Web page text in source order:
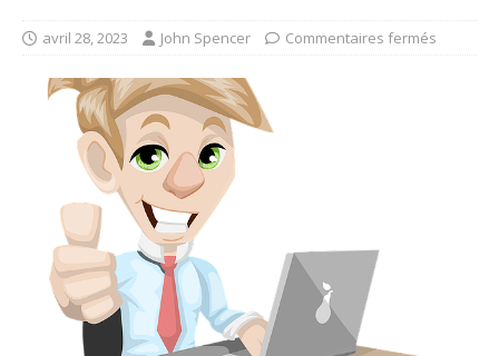
avril 28, 2023 John Spencer Commentaires fermés